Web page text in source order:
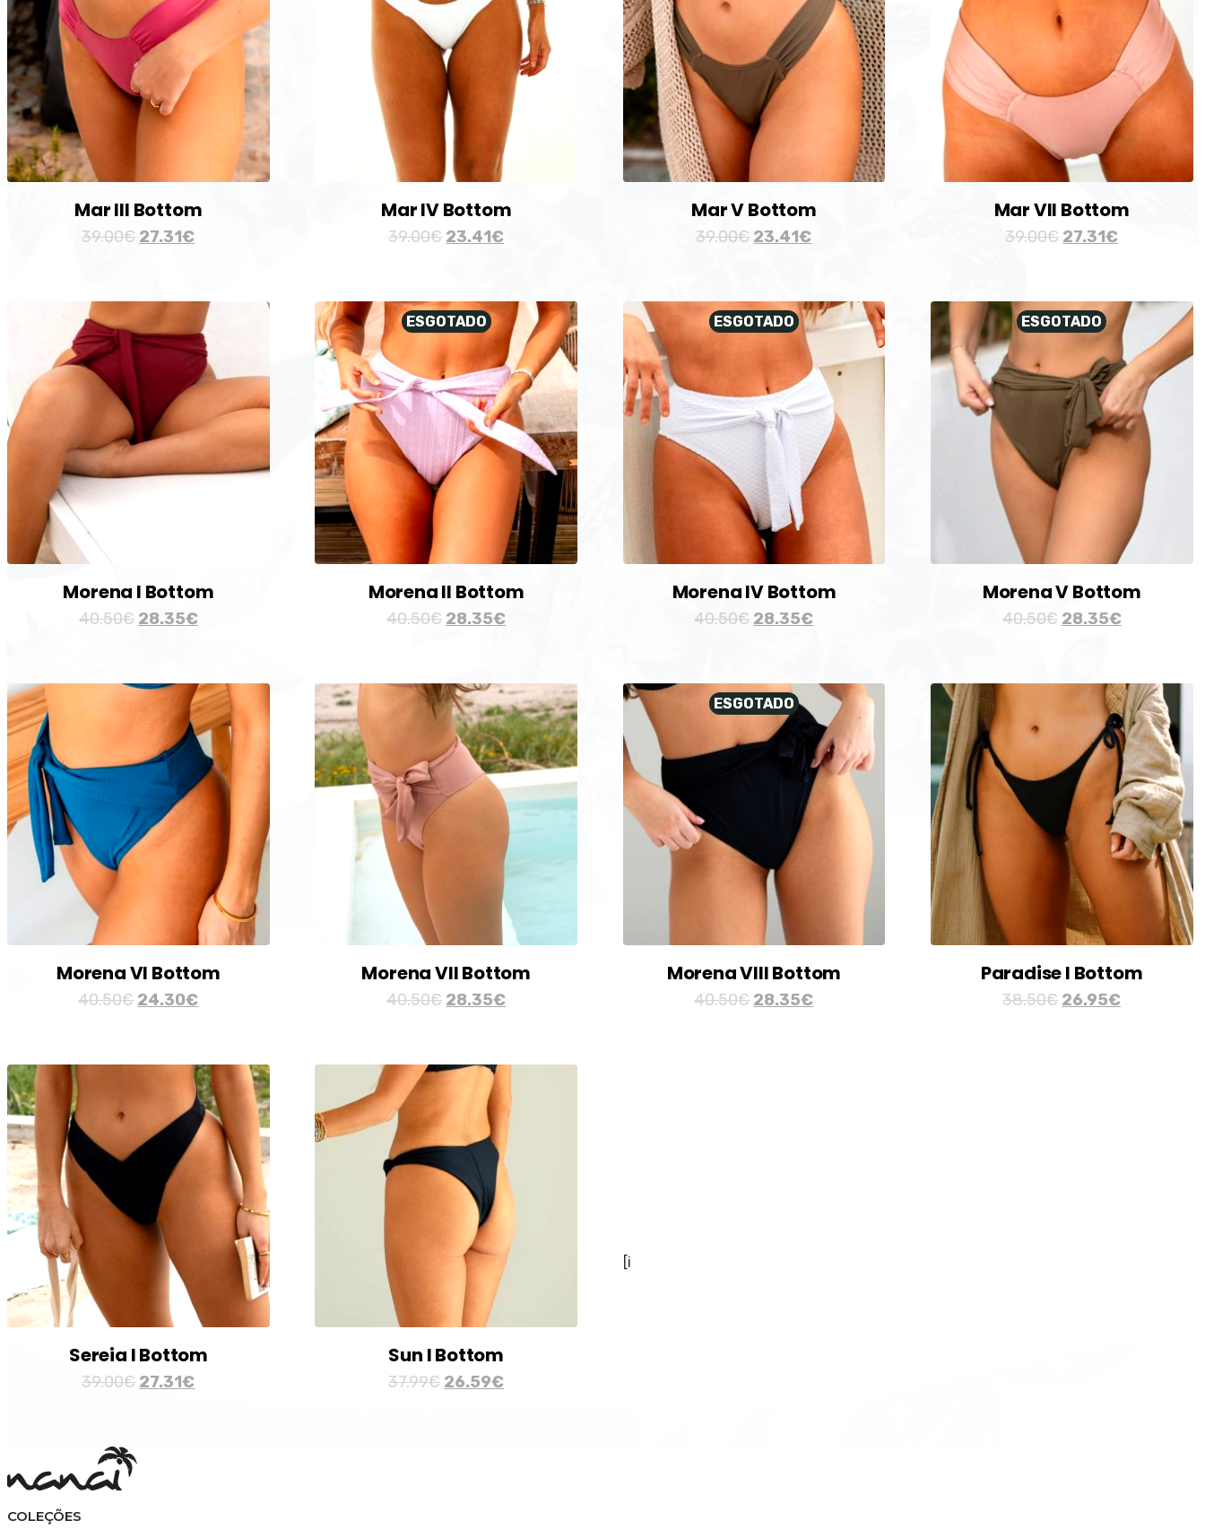
Mar III Bottom
39.00€ 27.31€
Mar IV Bottom
39.00€ 23.41€
Mar V Bottom
39.00€ 23.41€
Mar VII Bottom
39.00€ 27.31€
Morena I Bottom
40.50€ 28.35€
ESGOTADO
Morena II Bottom
40.50€ 28.35€
ESGOTADO
Morena IV Bottom
40.50€ 28.35€
ESGOTADO
Morena V Bottom
40.50€ 28.35€
Morena VI Bottom
40.50€ 24.30€
Morena VII Bottom
40.50€ 28.35€
ESGOTADO
Morena VIII Bottom
40.50€ 28.35€
Paradise I Bottom
38.50€ 26.95€
Sereia I Bottom
39.00€ 27.31€
Sun I Bottom
37.99€ 26.59€
[i
COLEÇÕES